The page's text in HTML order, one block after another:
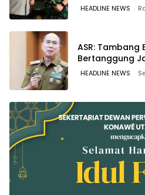
HEADLINE NEWS
ASR: Tambang
Bertanggung
HEADLINE NEWS